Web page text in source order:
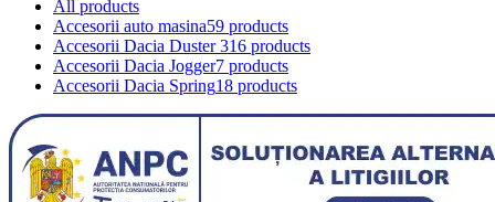
All products
Accesorii auto masina59 products
Accesorii Dacia Duster 316 products
Accesorii Dacia Jogger7 products
Accesorii Dacia Spring18 products